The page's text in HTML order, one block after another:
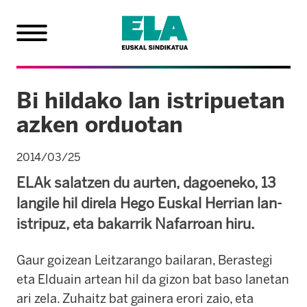
Bi hildako lan istripuetan
azken orduotan
2014/03/25
ELAk salatzen du aurten, dagoeneko, 13
langile hil direla Hego Euskal Herrian lan-
istripuz, eta bakarrik Nafarroan hiru.
Gaur goizean Leitzarango bailaran, Berastegi
eta Elduain artean hil da gizon bat baso lanetan
ari zela. Zuhaitz bat gainera erori zaio, eta